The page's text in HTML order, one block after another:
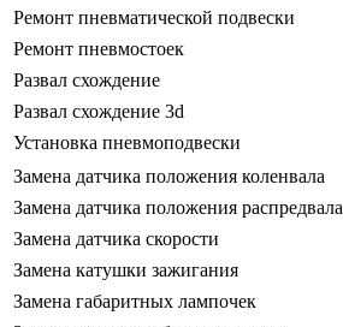
Ремонт пневматической подвески
Ремонт пневмостоек
Развал схождение
Развал схождение 3d
Установка пневмоподвески
Замена датчика положения коленвала
Замена датчика положения распредвала
Замена датчика скорости
Замена катушки зажигания
Замена габаритных лампочек